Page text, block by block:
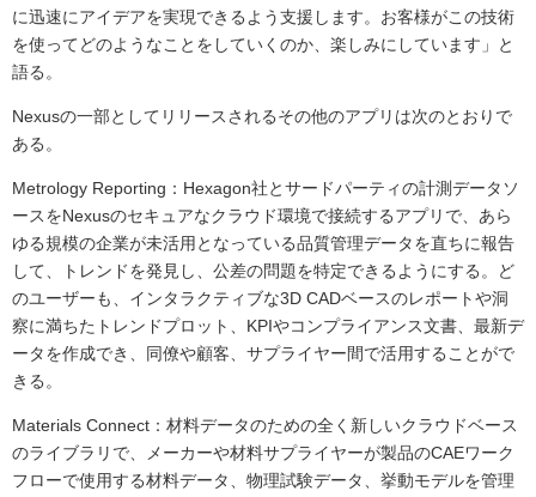
に迅速にアイデアを実現できるよう支援します。お客様がこの技術
を使ってどのようなことをしていくのか、楽しみにしています」と
語る。
Nexusの一部としてリリースされるその他のアプリは次のとおりで
ある。
Metrology Reporting：Hexagon社とサードパーティの計測データソ
ースをNexusのセキュアなクラウド環境で接続するアプリで、あら
ゆる規模の企業が未活用となっている品質管理データを直ちに報告
して、トレンドを発見し、公差の問題を特定できるようにする。ど
のユーザーも、インタラクティブな3D CADベースのレポートや洞
察に満ちたトレンドプロット、KPIやコンプライアンス文書、最新デ
ータを作成でき、同僚や顧客、サプライヤー間で活用することがで
きる。
Materials Connect：材料データのための全く新しいクラウドベース
のライブラリで、メーカーや材料サプライヤーが製品のCAEワーク
フローで使用する材料データ、物理試験データ、挙動モデルを管理